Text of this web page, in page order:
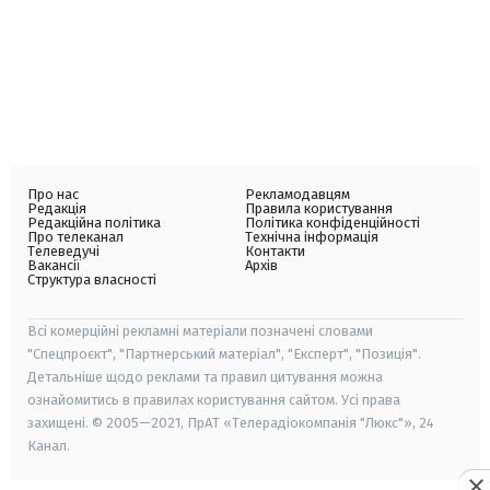
Про нас
Редакція
Редакційна політика
Про телеканал
Телеведучі
Вакансії
Структура власності
Рекламодавцям
Правила користування
Політика конфіденційності
Технічна інформація
Контакти
Архів
Всі комерційні рекламні матеріали позначені словами
"Спецпроєкт", "Партнерський матеріал", "Експерт", "Позиція".
Детальніше щодо реклами та правил цитування можна
ознайомитись в правилах користування сайтом. Усі права
захищені. © 2005—2021, ПрАТ «Телерадіокомпанія "Люкс"», 24
Канал.